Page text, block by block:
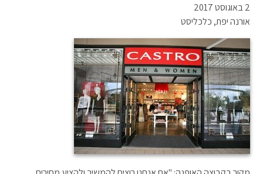
2 באוגוסט 2017
אורנה יפת, כלכליסט